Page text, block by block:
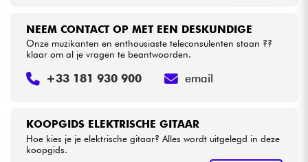
KOOPGIDS ELEKTRISCHE GITAAR
Hoe kies je je elektrische gitaar? Alles wordt uitgelegd in deze
koopgids.
NEEM CONTACT OP MET EEN DESKUNDIGE
Onze muzikanten en enthousiaste teleconsulenten staan ??
klaar om al je vragen te beantwoorden.
+33 181 930 900 email